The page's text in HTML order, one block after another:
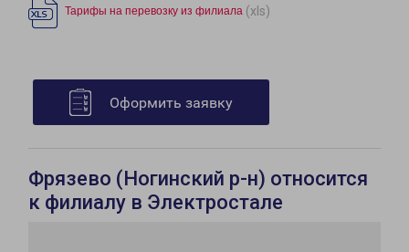
Тарифы на перевозку из филиала (xls)
Оформить заявку
Фрязево (Ногинский р-н) относится
к филиалу в Электростале